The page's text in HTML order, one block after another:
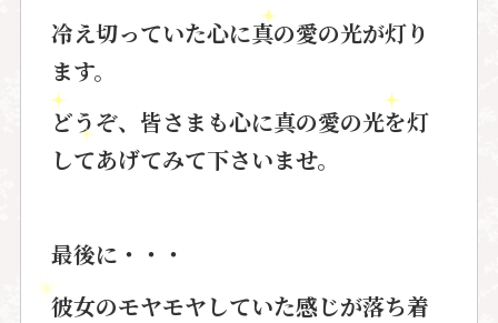
冷え切っていた心に真の愛の光が灯り
ます。
どうぞ、皆さまも心に真の愛の光を灯
してあげてみて下さいませ。
最後に・・・
彼女のモヤモヤしていた感じが落ち着